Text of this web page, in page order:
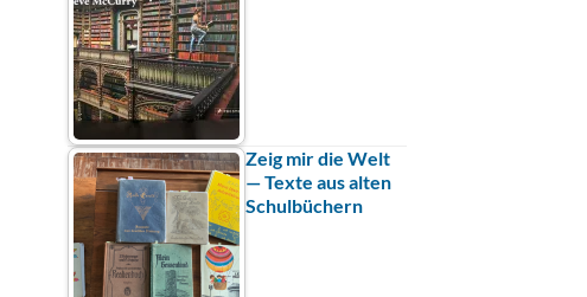
Zeig mir die Welt
— Texte aus alten
Schulbüchern